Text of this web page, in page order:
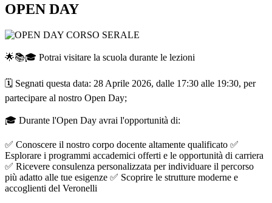
OPEN DAY
🌟📚🎓 Potrai visitare la scuola durante le lezioni
🗓 Segnati questa data: 28 Aprile 2026, dalle 17:30 alle 19:30, per
partecipare al nostro Open Day;
🎓 Durante l'Open Day avrai l'opportunità di:
✅ Conoscere il nostro corpo docente altamente qualificato ✅
Esplorare i programmi accademici offerti e le opportunità di carriera
✅ Ricevere consulenza personalizzata per individuare il percorso
più adatto alle tue esigenze ✅ Scoprire le strutture moderne e
accoglienti del Veronelli